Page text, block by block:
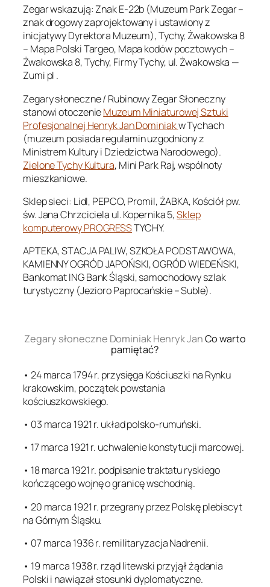
Zegar wskazują: Znak E-22b (Muzeum Park Zegar –
znak drogowy zaprojektowany i ustawiony z
inicjatywy Dyrektora Muzeum), Tychy, Żwakowska 8
– Mapa Polski Targeo, Mapa kodów pocztowych –
Żwakowska 8, Tychy, Firmy Tychy, ul. Żwakowska —
Zumi pl .
Zegary słoneczne / Rubinowy Zegar Słoneczny
stanowi otoczenieMuzeum Miniaturowej Sztuki
Profesjonalnej Henryk Jan Dominiakw Tychach
(muzeum posiada regulamin uzgodniony z
Ministrem Kultury i Dziedzictwa Narodowego).
Zielone Tychy Kultura, Mini Park Raj, wspólnoty
mieszkaniowe.
Sklep sieci: Lidl, PEPCO, Promil, ŻABKA, Kościół pw.
św. Jana Chrzciciela ul. Kopernika 5,Sklep
komputerowy PROGRESSTYCHY.
APTEKA, STACJA PALIW, SZKOŁA PODSTAWOWA,
KAMIENNY OGRÓD JAPOŃSKI, OGRÓD WIEDEŃSKI,
Bankomat ING Bank Śląski, samochodowy szlak
turystyczny (Jezioro Paprocańskie – Suble).
Zegary słoneczne Dominiak Henryk JanCo warto
pamiętać?
• 24 marca 1794 r. przysięga Kościuszki na Rynku
krakowskim, początek powstania
kościuszkowskiego.
• 03 marca 1921 r. układ polsko-rumuński.
• 17 marca 1921 r. uchwalenie konstytucji marcowej.
• 18 marca 1921 r. podpisanie traktatu ryskiego
kończącego wojnę o granicę wschodnią.
• 20 marca 1921 r. przegrany przez Polskę plebiscyt
na Górnym Śląsku.
• 07 marca 1936 r. remilitaryzacja Nadrenii.
• 19 marca 1938 r. rząd litewski przyjął żądania
Polski i nawiązał stosunki dyplomatyczne.